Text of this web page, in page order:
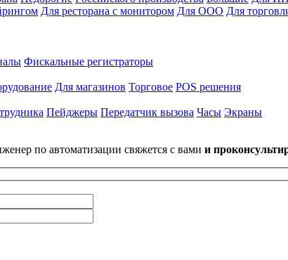
Для ресторана с монитором Для ООО Для
Фискальные регистраторы
Для магазинов Торговое POS решения
Пейджеры Передатчик вызова Часы Экраны
по автоматизации свяжется с вами и